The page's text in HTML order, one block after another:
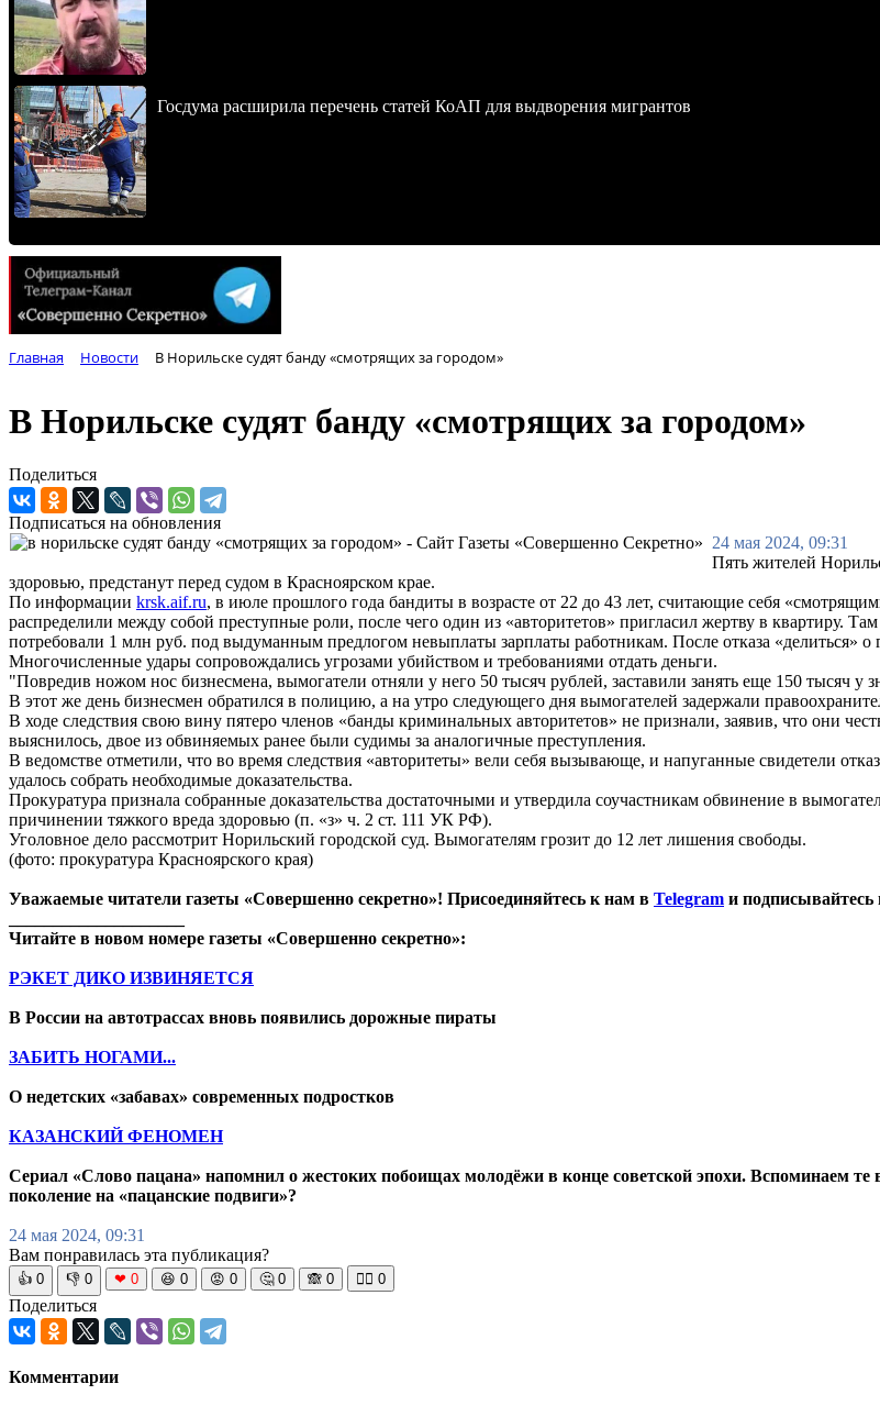
Госдума расширила перечень статей КоАП для выдворения мигрантов
Главная Новости В Норильске судят банду «смотрящих за городом»
В Норильске судят банду «смотрящих за городом»
Поделиться
Подписаться на обновления
24 мая 2024, 09:31
Пять жителей
здоровью, предстанут перед судом в Красноярском крае.
По информации krsk.aif.ru, в июле прошлого года бандиты в возрасте от 22 до 43 лет, считающие себя
распределили между собой преступные роли, после чего один из «авторитетов» пригласил жертву в квартиру.
потребовали 1 млн руб. под выдуманным предлогом невыплаты зарплаты работникам. После отказа «делиться»
Многочисленные удары сопровождались угрозами убийством и требованиями отдать деньги.
"Повредив ножом нос бизнесмена, вымогатели отняли у него 50 тысяч рублей, заставили занять еще 150 тысяч у
В этот же день бизнесмен обратился в полицию, а на утро следующего дня вымогателей задержали
В ходе следствия свою вину пятеро членов «банды криминальных авторитетов» не признали, заявив, что они
выяснилось, двое из обвиняемых ранее были судимы за аналогичные преступления.
В ведомстве отметили, что во время следствия «авторитеты» вели себя вызывающе, и напуганные свидетели
удалось собрать необходимые доказательства.
Прокуратура признала собранные доказательства достаточными и утвердила соучастникам обвинение в
причинении тяжкого вреда здоровью (п. «з» ч. 2 ст. 111 УК РФ).
Уголовное дело рассмотрит Норильский городской суд. Вымогателям грозит до 12 лет лишения свободы.
(фото: прокуратура Красноярского края)
Уважаемые читатели газеты «Совершенно секретно»! Присоединяйтесь к нам в Telegram и
Читайте в новом номере газеты «Совершенно секретно»:
РЭКЕТ ДИКО ИЗВИНЯЕТСЯ
В России на автотрассах вновь появились дорожные пираты
ЗАБИТЬ НОГАМИ...
О недетских «забавах» современных подростков
КАЗАНСКИЙ ФЕНОМЕН
Сериал «Слово пацана» напомнил о жестоких побоищах молодёжи в конце советской эпохи. Вспоминаем те
поколение на «пацанские подвиги»?
24 мая 2024, 09:31
Вам понравилась эта публикация?
👍 0 👎 0 ❤ 0 😆 0 😡 0 🤔 0 🙈 0 🧘‍♀️ 0
Поделиться
Комментарии